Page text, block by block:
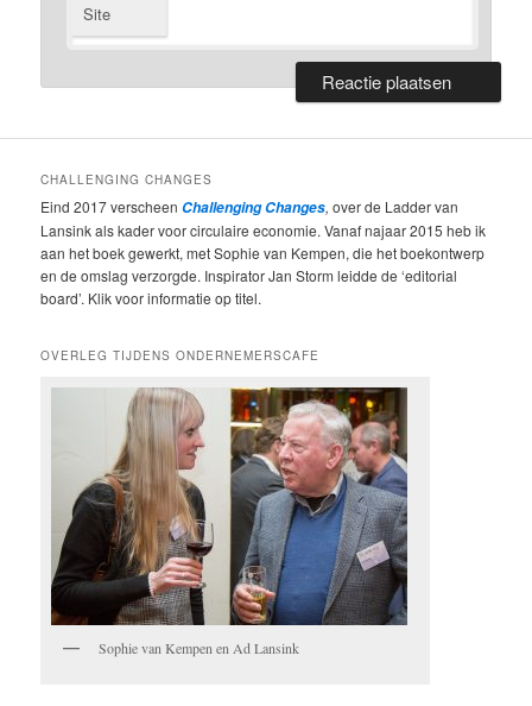
Site
CHALLENGING CHANGES
Eind 2017 verscheen Challenging Changes, over de Ladder van
Lansink als kader voor circulaire economie. Vanaf najaar 2015 heb ik
aan het boek gewerkt, met Sophie van Kempen, die het boekontwerp
en de omslag verzorgde. Inspirator Jan Storm leidde de ‘editorial
board’. Klik voor informatie op titel.
OVERLEG TIJDENS ONDERNEMERSCAFE
Sophie van Kempen en Ad Lansink